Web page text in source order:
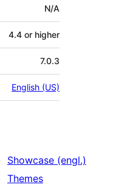
N/A
4.4 or higher
7.0.3
English (US)
Showcase (engl.)
Themes